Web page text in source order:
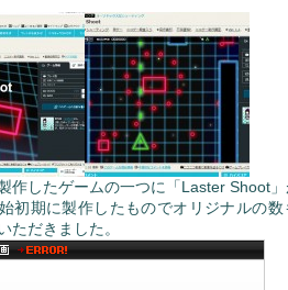
作したゲームの一つに「Laster Shoot
初期に製作したものでオリジナルの
ただきました。